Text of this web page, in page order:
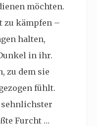
möchten.
zu kämpfen –
halten,
in ihr.
zu dem sie
fühlt.
Furcht …